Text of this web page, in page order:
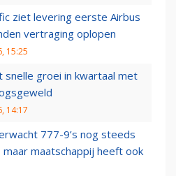
ziet levering eerste Airbus
vertraging oplopen
15:25
snelle groei in kwartaal met
14:17
777-9’s nog steeds
maatschappij heeft ook